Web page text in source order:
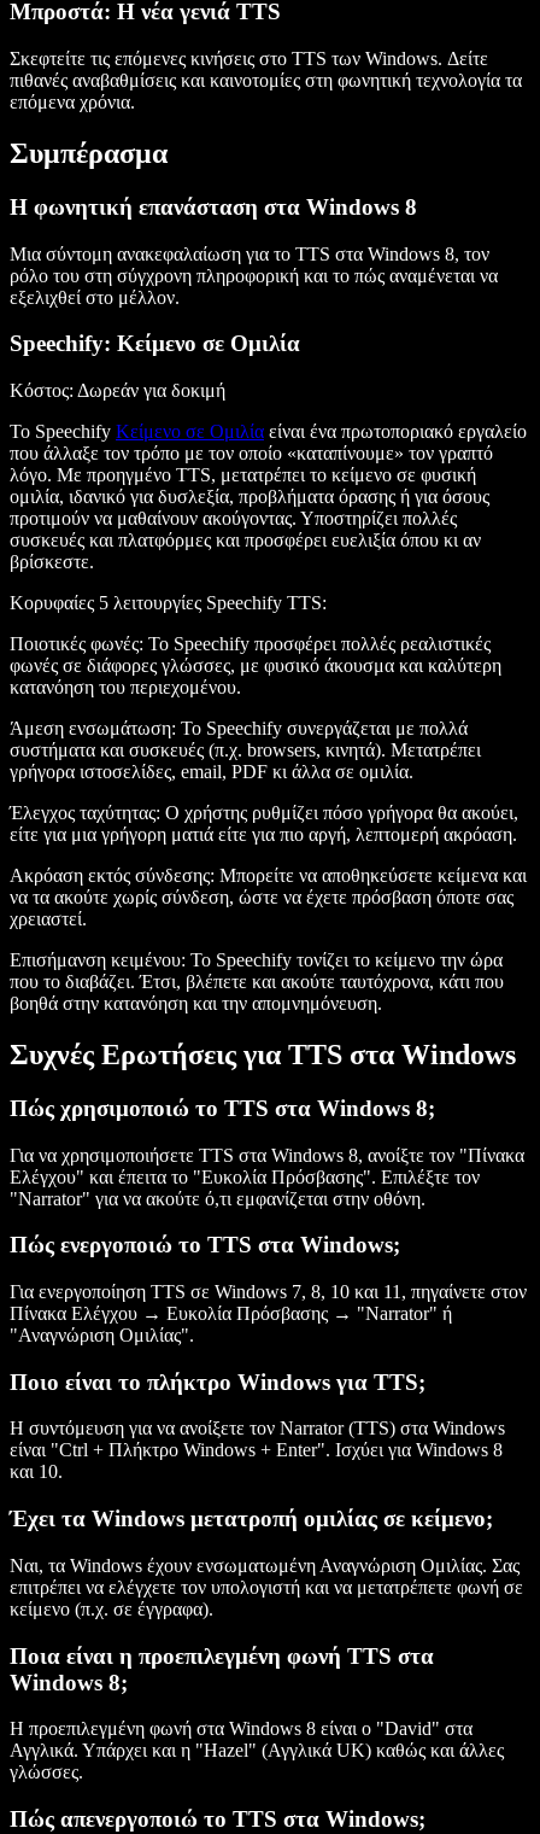
Μπροστά: Η νέα γενιά TTS
Σκεφτείτε τις επόμενες κινήσεις στο TTS των Windows. Δείτε
πιθανές αναβαθμίσεις και καινοτομίες στη φωνητική τεχνολογία τα
επόμενα χρόνια.
Συμπέρασμα
Η φωνητική επανάσταση στα Windows 8
Μια σύντομη ανακεφαλαίωση για το TTS στα Windows 8, τον
ρόλο του στη σύγχρονη πληροφορική και το πώς αναμένεται να
εξελιχθεί στο μέλλον.
Speechify: Κείμενο σε Ομιλία
Κόστος: Δωρεάν για δοκιμή
Το Speechify Κείμενο σε Ομιλία είναι ένα πρωτοποριακό εργαλείο
που άλλαξε τον τρόπο με τον οποίο «καταπίνουμε» τον γραπτό
λόγο. Με προηγμένο TTS, μετατρέπει το κείμενο σε φυσική
ομιλία, ιδανικό για δυσλεξία, προβλήματα όρασης ή για όσους
προτιμούν να μαθαίνουν ακούγοντας. Υποστηρίζει πολλές
συσκευές και πλατφόρμες και προσφέρει ευελιξία όπου κι αν
βρίσκεστε.
Κορυφαίες 5 λειτουργίες Speechify TTS:
Ποιοτικές φωνές: Το Speechify προσφέρει πολλές ρεαλιστικές
φωνές σε διάφορες γλώσσες, με φυσικό άκουσμα και καλύτερη
κατανόηση του περιεχομένου.
Άμεση ενσωμάτωση: Το Speechify συνεργάζεται με πολλά
συστήματα και συσκευές (π.χ. browsers, κινητά). Μετατρέπει
γρήγορα ιστοσελίδες, email, PDF κι άλλα σε ομιλία.
Έλεγχος ταχύτητας: Ο χρήστης ρυθμίζει πόσο γρήγορα θα ακούει,
είτε για μια γρήγορη ματιά είτε για πιο αργή, λεπτομερή ακρόαση.
Ακρόαση εκτός σύνδεσης: Μπορείτε να αποθηκεύσετε κείμενα και
να τα ακούτε χωρίς σύνδεση, ώστε να έχετε πρόσβαση όποτε σας
χρειαστεί.
Επισήμανση κειμένου: Το Speechify τονίζει το κείμενο την ώρα
που το διαβάζει. Έτσι, βλέπετε και ακούτε ταυτόχρονα, κάτι που
βοηθά στην κατανόηση και την απομνημόνευση.
Συχνές Ερωτήσεις για TTS στα Windows
Πώς χρησιμοποιώ το TTS στα Windows 8;
Για να χρησιμοποιήσετε TTS στα Windows 8, ανοίξτε τον "Πίνακα
Ελέγχου" και έπειτα το "Ευκολία Πρόσβασης". Επιλέξτε τον
"Narrator" για να ακούτε ό,τι εμφανίζεται στην οθόνη.
Πώς ενεργοποιώ το TTS στα Windows;
Για ενεργοποίηση TTS σε Windows 7, 8, 10 και 11, πηγαίνετε στον
Πίνακα Ελέγχου → Ευκολία Πρόσβασης → "Narrator" ή
"Αναγνώριση Ομιλίας".
Ποιο είναι το πλήκτρο Windows για TTS;
Η συντόμευση για να ανοίξετε τον Narrator (TTS) στα Windows
είναι "Ctrl + Πλήκτρο Windows + Enter". Ισχύει για Windows 8
και 10.
Έχει τα Windows μετατροπή ομιλίας σε κείμενο;
Ναι, τα Windows έχουν ενσωματωμένη Αναγνώριση Ομιλίας. Σας
επιτρέπει να ελέγχετε τον υπολογιστή και να μετατρέπετε φωνή σε
κείμενο (π.χ. σε έγγραφα).
Ποια είναι η προεπιλεγμένη φωνή TTS στα
Windows 8;
Η προεπιλεγμένη φωνή στα Windows 8 είναι ο "David" στα
Αγγλικά. Υπάρχει και η "Hazel" (Αγγλικά UK) καθώς και άλλες
γλώσσες.
Πώς απενεργοποιώ το TTS στα Windows;